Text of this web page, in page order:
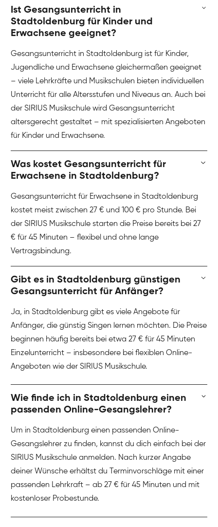
Ist Gesangsunterricht in
Stadtoldenburg für Kinder und
Erwachsene geeignet?
Gesangsunterricht in Stadtoldenburg ist für Kinder,
Jugendliche und Erwachsene gleichermaßen geeignet
– viele Lehrkräfte und Musikschulen bieten individuellen
Unterricht für alle Altersstufen und Niveaus an. Auch bei
der SIRIUS Musikschule wird Gesangsunterricht
altersgerecht gestaltet – mit spezialisierten Angeboten
für Kinder und Erwachsene.
Was kostet Gesangsunterricht für
Erwachsene in Stadtoldenburg?
Gesangsunterricht für Erwachsene in Stadtoldenburg
kostet meist zwischen 27 € und 100 € pro Stunde. Bei
der SIRIUS Musikschule starten die Preise bereits bei 27
€ für 45 Minuten – flexibel und ohne lange
Vertragsbindung.
Gibt es in Stadtoldenburg günstigen
Gesangsunterricht für Anfänger?
Ja, in Stadtoldenburg gibt es viele Angebote für
Anfänger, die günstig Singen lernen möchten. Die Preise
beginnen häufig bereits bei etwa 27 € für 45 Minuten
Einzelunterricht – insbesondere bei flexiblen Online-
Angeboten wie der SIRIUS Musikschule.
Wie finde ich in Stadtoldenburg einen
passenden Online-Gesangslehrer?
Um in Stadtoldenburg einen passenden Online-
Gesangslehrer zu finden, kannst du dich einfach bei der
SIRIUS Musikschule anmelden. Nach kurzer Angabe
deiner Wünsche erhältst du Terminvorschläge mit einer
passenden Lehrkraft – ab 27 € für 45 Minuten und mit
kostenloser Probestunde.